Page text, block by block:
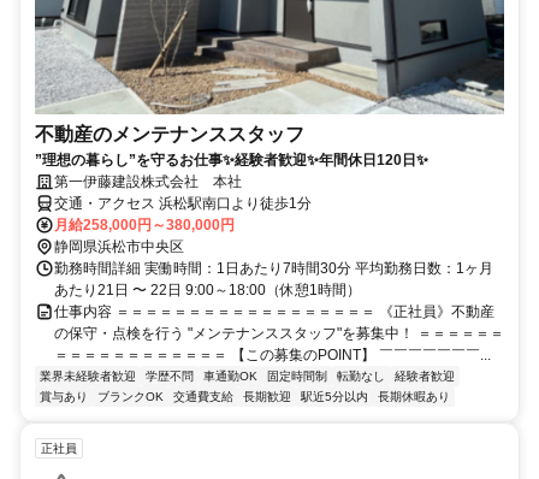
不動産のメンテナンススタッフ
”理想の暮らし”を守るお仕事✨経験者歓迎✨年間休日120日✨
第一伊藤建設株式会社 本社
交通・アクセス 浜松駅南口より徒歩1分
月給258,000円～380,000円
静岡県浜松市中央区
勤務時間詳細 実働時間：1日あたり7時間30分 平均勤務日数：1ヶ月
あたり21日 〜 22日 9:00～18:00（休憩1時間）
仕事内容 ＝＝＝＝＝＝＝＝＝＝＝＝＝＝＝＝＝＝ 《正社員》不動産
の保守・点検を行う "メンテナンススタッフ"を募集中！ ＝＝＝＝＝＝
＝＝＝＝＝＝＝＝＝＝＝＝ 【この募集のPOINT】 ￣￣￣￣￣￣￣...
業界未経験者歓迎 学歴不問 車通勤OK 固定時間制 転勤なし
経験者歓迎
賞与あり
ブランクOK 交通費支給 長期歓迎 駅近5分以内 長期休暇あり
正社員